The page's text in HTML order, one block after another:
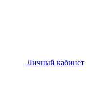
Личный кабинет